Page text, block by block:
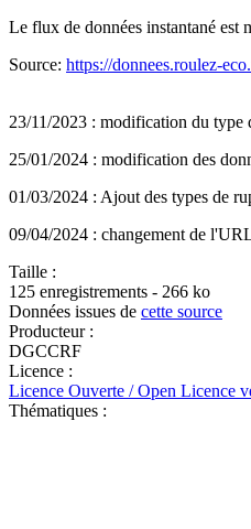
Le flux de données instantané est
Source: https://donnees.roulez-
23/11/2023 : modification du type
25/01/2024 : modification des
01/03/2024 : Ajout des types de
09/04/2024 : changement de
Taille :
125 enregistrements - 266 ko
Données issues de cette source
Producteur :
DGCCRF
Licence :
Licence Ouverte / Open Licence
Thématiques :